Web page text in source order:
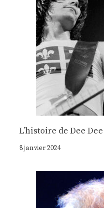
Lʼhistoire de Dee
8 janvier 2024